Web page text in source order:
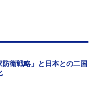
防衛戦略」と日本との二国